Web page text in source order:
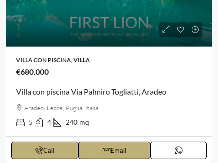
VILLA CON PISCINA, VILLA
€680.000
Villa con piscina Via Palmiro Togliatti, Aradeo
Aradeo, Lecce, Puglia, Italia
5 4 240 mq
Call Email